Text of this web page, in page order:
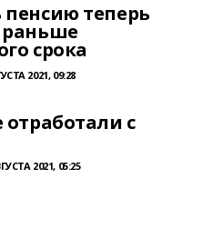
теперь
срока
2021, 09:28
отработали с
2021, 05:25